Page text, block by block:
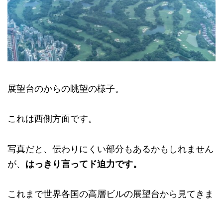
展望台のからの眺望の様子。
これは西側方面です。
写真だと、伝わりにくい部分もあるかもしれません
が、 はっきり言ってド迫力です。
これまで世界各国の高層ビルの展望台から見てきま